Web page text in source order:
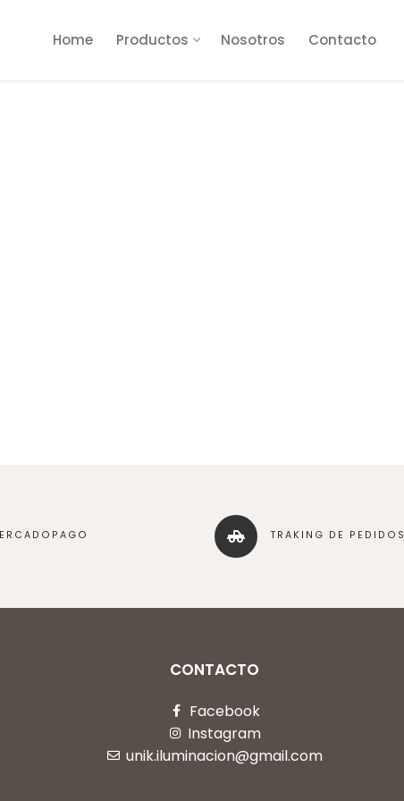
Home Productos Nosotros Contacto
TRAKING DE PEDIDOS
CONTACTO
Facebook
Instagram
unik.iluminacion@gmail.com